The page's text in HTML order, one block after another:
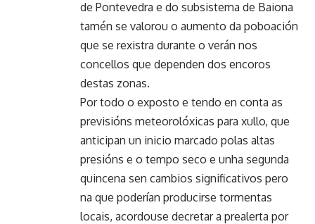
de Pontevedra e do subsistema de Baiona
tamén se valorou o aumento da poboación
que se rexistra durante o verán nos
concellos que dependen dos encoros
destas zonas.
Por todo o exposto e tendo en conta as
previsións meteorolóxicas para xullo, que
anticipan un inicio marcado polas altas
presións e o tempo seco e unha segunda
quincena sen cambios significativos pero
na que poderían producirse tormentas
locais, acordouse decretar a prealerta por